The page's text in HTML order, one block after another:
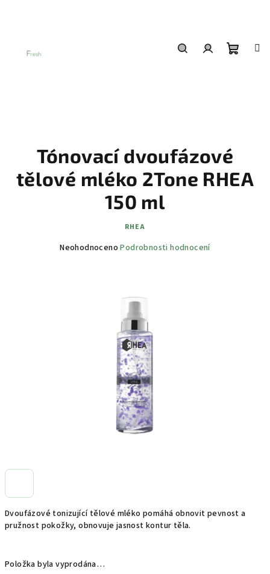
Dvoufázové tonizující tělové mléko pomáhá obnovit pevnost a
pružnost pokožky, obnovuje jasnost kontur těla.
Položka byla vyprodána…
Tónovací dvoufázové
tělové mléko 2Tone RHEA
150 ml
RHEA
Průměrné
Neohodnoceno Podrobnosti hodnocení